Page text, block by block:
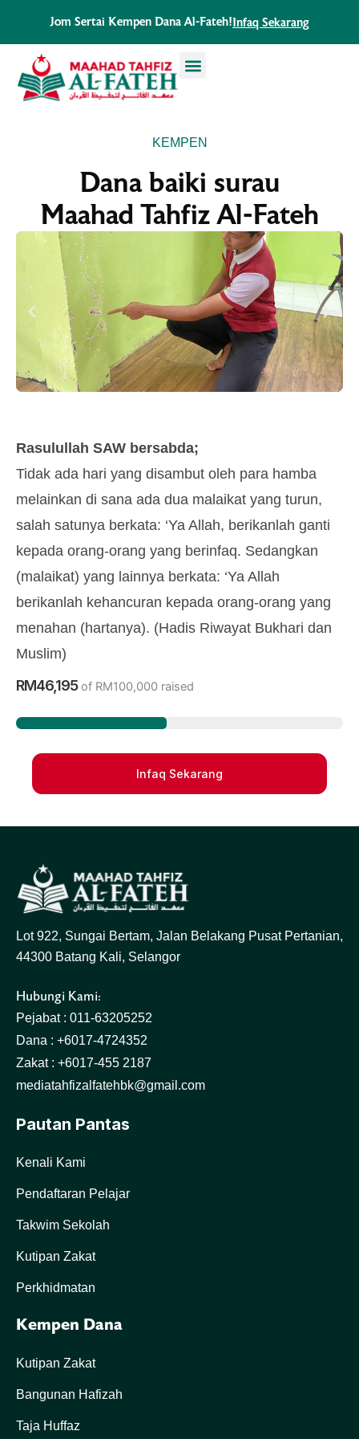
content
Jom Sertai Kempen Dana Al-Fateh!Infaq Sekarang
KEMPEN
Dana baiki surau
Maahad Tahfiz Al-Fateh
Rasulullah SAW bersabda;
Tidak ada hari yang disambut oleh para hamba
melainkan di sana ada dua malaikat yang turun,
salah satunya berkata: ‘Ya Allah, berikanlah ganti
kepada orang-orang yang berinfaq. Sedangkan
(malaikat) yang lainnya berkata: ‘Ya Allah
berikanlah kehancuran kepada orang-orang yang
menahan (hartanya). (Hadis Riwayat Bukhari dan
Muslim)
RM46,195of RM100,000 raised
Infaq Sekarang
Lot 922, Sungai Bertam, Jalan Belakang Pusat Pertanian,
44300 Batang Kali, Selangor
Hubungi Kami:
Pejabat : 011-63205252
Dana : +6017-4724352
Zakat : +6017-455 2187
mediatahfizalfatehbk@gmail.com
Pautan Pantas
Kenali Kami
Pendaftaran Pelajar
Takwim Sekolah
Kutipan Zakat
Perkhidmatan
Kempen Dana
Kutipan Zakat
Bangunan Hafizah
Taja Huffaz